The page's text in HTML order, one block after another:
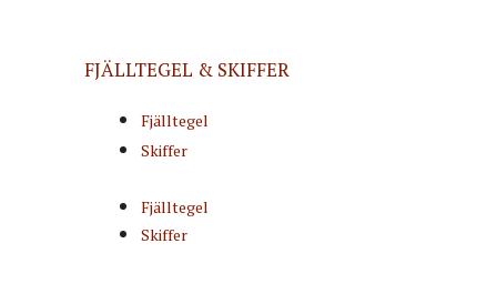
FJÄLLTEGEL & SKIFFER
Fjälltegel
Skiffer
Fjälltegel
Skiffer